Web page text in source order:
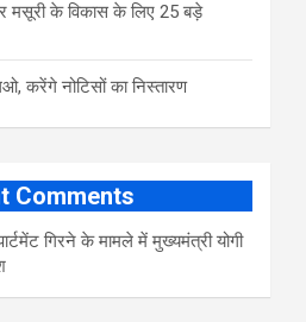
मसूरी के विकास के लिए 25 बड़े
करेंगे नोटिसों का निस्तारण
Comments
गिरने के मामले में मुख्‍यमंत्री योगी